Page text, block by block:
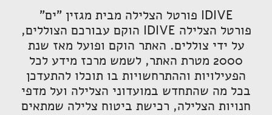
IDIVE פורטל הצלילה מבית מגזין "ים"
פורטל הצלילה IDIVE הוקם עבורכם הצוללים,
על ידי צוללים. האתר הוקם ופועל מאז שנת
2000 מטרת האתר, לשמש מרכז מידע לכל
הפעילויות וההתרחשויות בו תוכלו להתעדכן
בכל מה שהתחדש במועדוני הצלילה ועל מדפי
חנויות הצלילה, רכישת ביטוח צלילה שמתאים